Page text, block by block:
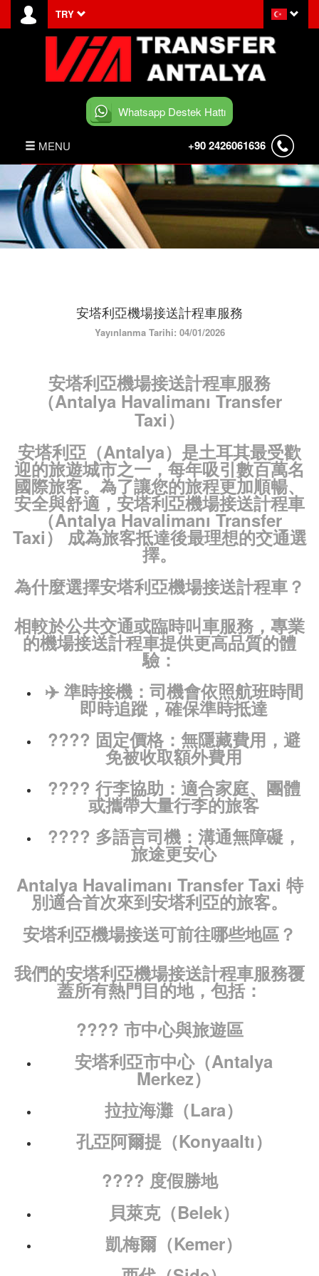
TRY
Whatsapp Destek Hattı
MENU +90 2426061636
ANASAYFA
HABERLER
BELEK TRANSFER
ÜYE GİRİŞİ / KAYIT
安塔利亞機場接送計程車服務
Yayınlanma Tarihi: 04/01/2026
安塔利亞機場接送計程車服務
（Antalya Havalimanı Transfer
Taxi）
安塔利亞（Antalya）是土耳其最受歡
迎的旅遊城市之一，每年吸引數百萬名
國際旅客。為了讓您的旅程更加順暢、
安全與舒適，安塔利亞機場接送計程車
（Antalya Havalimanı Transfer
Taxi） 成為旅客抵達後最理想的交通選
擇。
為什麼選擇安塔利亞機場接送計程車？
相較於公共交通或臨時叫車服務，專業
的機場接送計程車提供更高品質的體
驗：
✈️ 準時接機：司機會依照航班時間
即時追蹤，確保準時抵達
???? 固定價格：無隱藏費用，避
免被收取額外費用
???? 行李協助 ：適合家庭、團體
或攜帶大量行李的旅客
???? 多語言司機：溝通無障礙，
旅途更安心
Antalya Havalimanı Transfer Taxi 特
別適合首次來到安塔利亞的旅客。
安塔利亞機場接送可前往哪些地區？
我們的安塔利亞機場接送計程車服務覆
蓋所有熱門目的地，包括：
???? 市中心與旅遊區
安塔利亞市中心（Antalya
Merkez）
拉拉海灘（Lara）
孔亞阿爾提（Konyaaltı）
???? 度假勝地
貝萊克（Belek）
凱梅爾（Kemer）